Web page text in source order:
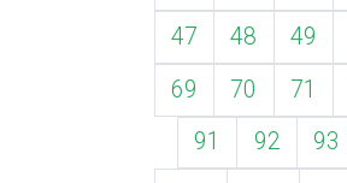
47
48 49
69
70 71
91
92 93